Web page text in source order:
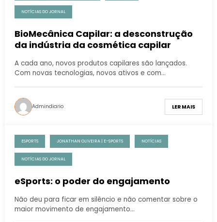
NOTÍCIAS DO JORNAL
BioMecânica Capilar: a desconstrução
da indústria da cosmética capilar
A cada ano, novos produtos capilares são lançados.
Com novas tecnologias, novos ativos e com…
Admindiario LER MAIS
ESPORTS JONATHAN OLIVEIRA | E-SPORTS NOTÍCIAS
NOTÍCIAS DO JORNAL
eSports: o poder do engajamento
Não deu para ficar em silêncio e não comentar sobre o
maior movimento de engajamento…